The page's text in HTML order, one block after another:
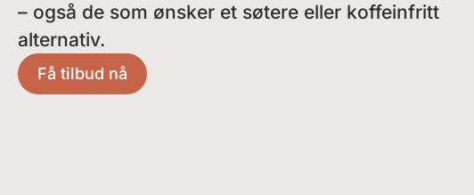
– også de som ønsker et søtere eller koffeinfritt
alternativ.
Få tilbud nå